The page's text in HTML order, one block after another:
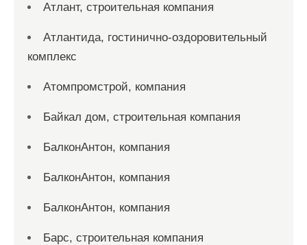
Атлант, строительная компания
Атлантида, гостинично-оздоровительный
комплекс
Атомпромстрой, компания
Байкал дом, строительная компания
БалконАнтон, компания
БалконАнтон, компания
БалконАнтон, компания
Барс, строительная компания